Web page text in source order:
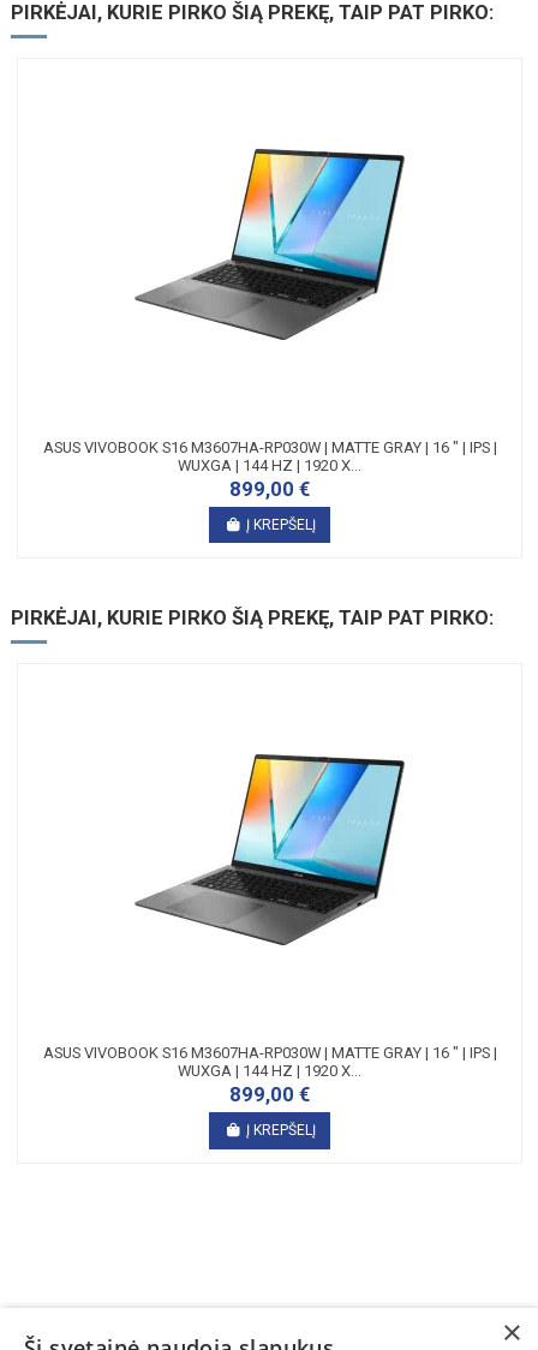
PIRKĖJAI, KURIE PIRKO ŠIĄ PREKĘ, TAIP PAT PIRKO:
ASUS VIVOBOOK S16 M3607HA-RP030W | MATTE GRAY | 16 " | IPS |
WUXGA | 144 HZ | 1920 X...
899,00 €
Į KREPŠELĮ
PIRKĖJAI, KURIE PIRKO ŠIĄ PREKĘ, TAIP PAT PIRKO:
ASUS VIVOBOOK S16 M3607HA-RP030W | MATTE GRAY | 16 " | IPS |
WUXGA | 144 HZ | 1920 X...
899,00 €
Į KREPŠELĮ
×